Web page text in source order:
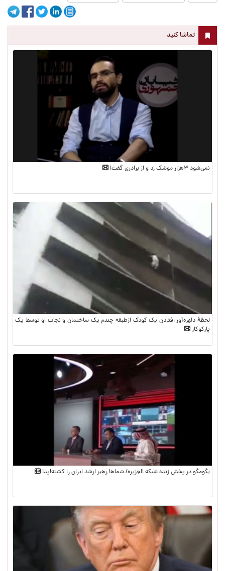
تماشا کنید
نمی‌شود ۳هزار موشک زد و از برادری گفت!
لحظۀ دلهره‌آور افتادن یک کودک ازطبقه چندم یک ساختمان و نجات او توسط یک
پارکوکار
بگومگو در پخش زنده شبکه الجزیره/ شماها رهبر ارشد ایران را کشته‌اید!